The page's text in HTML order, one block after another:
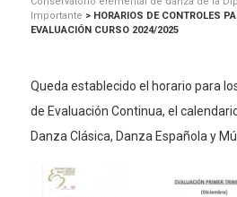
Importante > HORARIOS DE CONTROLES
EVALUACIÓN CURSO 2024/2025
Queda establecido el horario para
de Evaluación Continua, el
Danza Clásica, Danza Española y